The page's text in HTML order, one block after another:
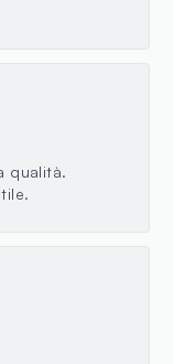
qualità.